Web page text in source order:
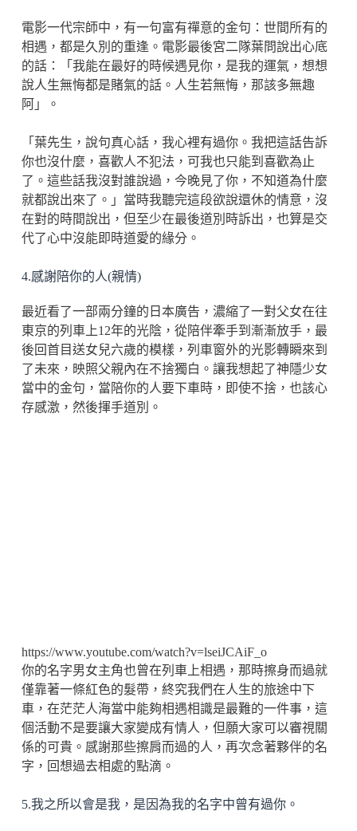
電影一代宗師中，有一句富有禪意的金句：世間所有的
相遇，都是久別的重逢。電影最後宮二隊葉問說出心底
的話：「我能在最好的時候遇見你，是我的運氣，想想
說人生無悔都是賭氣的話。人生若無悔，那該多無趣
阿」。
「葉先生，說句真心話，我心裡有過你。我把這話告訴
你也沒什麼，喜歡人不犯法，可我也只能到喜歡為止
了。這些話我沒對誰說過，今晚見了你，不知道為什麼
就都說出來了。」當時我聽完這段欲說還休的情意，沒
在對的時間說出，但至少在最後道別時訴出，也算是交
代了心中沒能即時道愛的緣分。
4.感謝陪你的人(親情)
最近看了一部兩分鐘的日本廣告，濃縮了一對父女在往
東京的列車上12年的光陰，從陪伴牽手到漸漸放手，最
後回首目送女兒六歲的模樣，列車窗外的光影轉瞬來到
了未來，映照父親內在不捨獨白。讓我想起了神隱少女
當中的金句，當陪你的人要下車時，即使不捨，也該心
存感激，然後揮手道別。
https://www.youtube.com/watch?v=lseiJCAiF_o
你的名字男女主角也曾在列車上相遇，那時擦身而過就
僅靠著一條紅色的髮帶，終究我們在人生的旅途中下
車，在茫茫人海當中能夠相遇相識是最難的一件事，這
個活動不是要讓大家變成有情人，但願大家可以審視關
係的可貴。感謝那些擦肩而過的人，再次念著夥伴的名
字，回想過去相處的點滴。
5.我之所以會是我，是因為我的名字中曾有過你。